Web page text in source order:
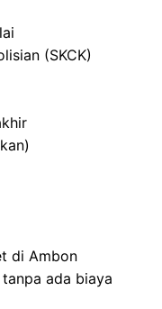
(SKCK)
di Ambon
ada biaya